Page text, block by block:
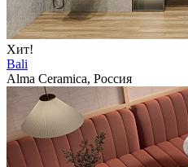
Хит!
Bali
Alma Ceramica, Россия